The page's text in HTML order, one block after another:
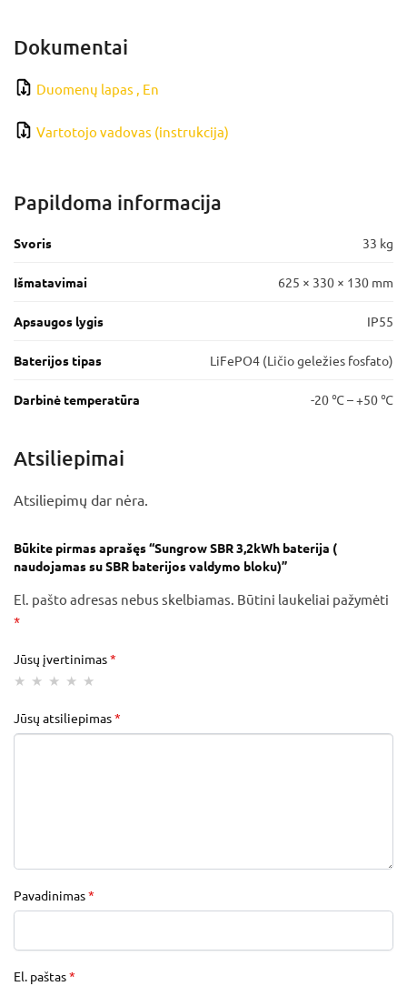
Dokumentai
Duomenų lapas , En
Vartotojo vadovas (instrukcija)
Papildoma informacija
Svoris 33 kg
Išmatavimai 625 × 330 × 130 mm
Apsaugos lygis IP55
Baterijos tipas LiFePO4 (Ličio geležies fosfato)
Darbinė temperatūra -20 ℃ – +50 ℃
Atsiliepimai
Atsiliepimų dar nėra.
Būkite pirmas aprašęs “Sungrow SBR 3,2kWh baterija (
naudojamas su SBR baterijos valdymo bloku)”
El. pašto adresas nebus skelbiamas. Būtini laukeliai pažymėti
*
Jūsų įvertinimas*
Jūsų atsiliepimas*
Pavadinimas*
El. paštas*